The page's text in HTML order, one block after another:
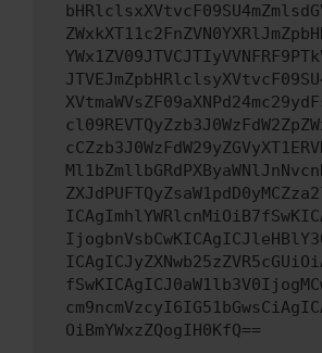
OiBmYWxzZQogIH0KfQ==